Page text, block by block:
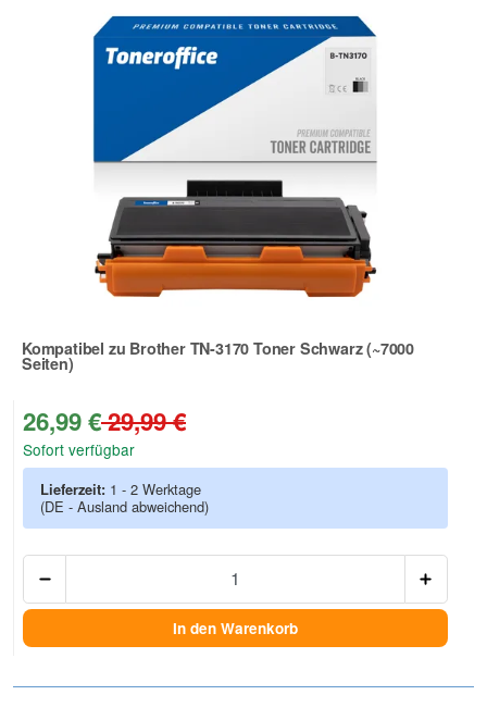
Kompatibel zu Brother TN-3170 Toner Schwarz (~7000
Seiten)
Zur Artikelbewertung
26,99 €29,99 €
Sofort verfügbar
Lieferzeit: 1 - 2 Werktage
(DE - Ausland abweichend)
In den Warenkorb